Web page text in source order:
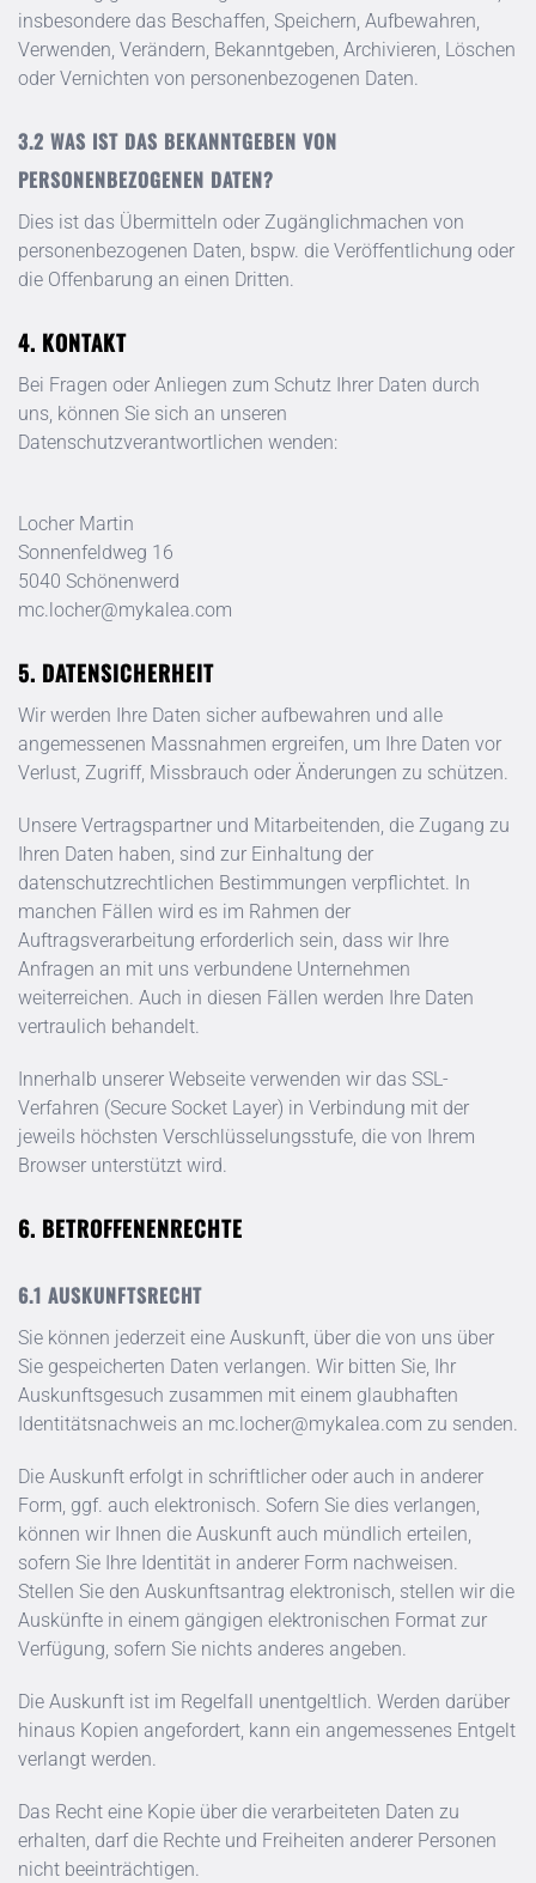
insbesondere das Beschaffen, Speichern, Aufbewahren,
Verwenden, Verändern, Bekanntgeben, Archivieren, Löschen
oder Vernichten von personenbezogenen Daten.
WAS IST DAS BEKANNTGEBEN VON
PERSONENBEZOGENEN DATEN?
Dies ist das Übermitteln oder Zugänglichmachen von
personenbezogenen Daten, bspw. die Veröffentlichung oder
die Offenbarung an einen Dritten.
KONTAKT
Bei Fragen oder Anliegen zum Schutz Ihrer Daten durch
uns, können Sie sich an unseren
Datenschutzverantwortlichen wenden:
Locher Martin
Sonnenfeldweg 16
5040 Schönenwerd
mc.locher@mykalea.com
DATENSICHERHEIT
Wir werden Ihre Daten sicher aufbewahren und alle
angemessenen Massnahmen ergreifen, um Ihre Daten vor
Verlust, Zugriff, Missbrauch oder Änderungen zu schützen.
Unsere Vertragspartner und Mitarbeitenden, die Zugang zu
Ihren Daten haben, sind zur Einhaltung der
datenschutzrechtlichen Bestimmungen verpflichtet. In
manchen Fällen wird es im Rahmen der
Auftragsverarbeitung erforderlich sein, dass wir Ihre
Anfragen an mit uns verbundene Unternehmen
weiterreichen. Auch in diesen Fällen werden Ihre Daten
vertraulich behandelt.
Innerhalb unserer Webseite verwenden wir das SSL-
Verfahren (Secure Socket Layer) in Verbindung mit der
jeweils höchsten Verschlüsselungsstufe, die von Ihrem
Browser unterstützt wird.
BETROFFENENRECHTE
AUSKUNFTSRECHT
Sie können jederzeit eine Auskunft, über die von uns über
Sie gespeicherten Daten verlangen. Wir bitten Sie, Ihr
Auskunftsgesuch zusammen mit einem glaubhaften
Identitätsnachweis an mc.locher@mykalea.com zu senden.
Die Auskunft erfolgt in schriftlicher oder auch in anderer
Form, ggf. auch elektronisch. Sofern Sie dies verlangen,
können wir Ihnen die Auskunft auch mündlich erteilen,
sofern Sie Ihre Identität in anderer Form nachweisen.
Stellen Sie den Auskunftsantrag elektronisch, stellen wir die
Auskünfte in einem gängigen elektronischen Format zur
Verfügung, sofern Sie nichts anderes angeben.
Die Auskunft ist im Regelfall unentgeltlich. Werden darüber
hinaus Kopien angefordert, kann ein angemessenes Entgelt
verlangt werden.
Das Recht eine Kopie über die verarbeiteten Daten zu
erhalten, darf die Rechte und Freiheiten anderer Personen
nicht beeinträchtigen.